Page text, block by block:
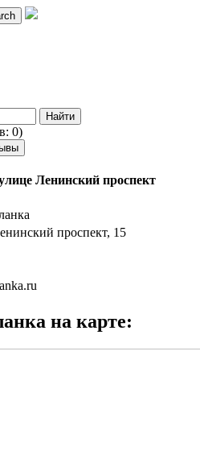
0)
Ленинский проспект
проспект, 15
на карте: